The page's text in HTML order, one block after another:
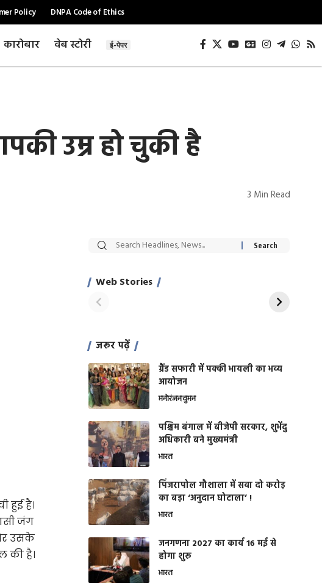
Policy DNPA Code of Ethics
कारोबार वेब स्टोरी ई-पेपर
उम्र हो चुकी है
3 Min Read
हुई है।
जंग
उसके
की है।
Web Stories
सट्टेबाजी में अरेस्ट हुए
साहिल खान
रोज एक कच्चे लहसुन
जरूर पढ़ें
ग्रैंड सफारी में पक्की भायली का भव्य
आयोजन
मनोरंजनवुमन
पश्चिम बंगाल में बीजेपी सरकार, शुभेंदु
अधिकारी बने मुख्यमंत्री
भारत
​पिंजरापोल गौशाला में सवा दो करोड़
का बड़ा ‘अनुदान घोटाला’ !
भारत
जनगणना 2027 का कार्य 16 मई से
होगा शुरू
भारत